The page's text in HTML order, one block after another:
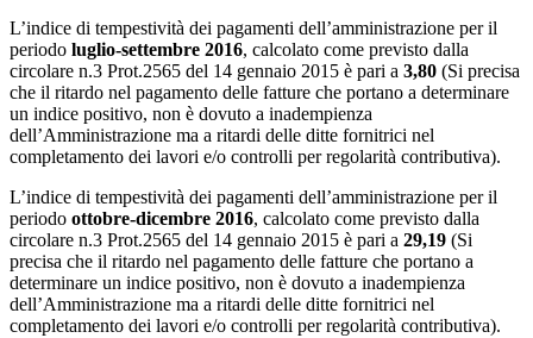
L’indice di tempestività dei pagamenti dell’amministrazione per il
periodo luglio-settembre 2016, calcolato come previsto dalla
circolare n.3 Prot.2565 del 14 gennaio 2015 è pari a 3,80 (Si precisa
che il ritardo nel pagamento delle fatture che portano a determinare
un indice positivo, non è dovuto a inadempienza
dell’Amministrazione ma a ritardi delle ditte fornitrici nel
completamento dei lavori e/o controlli per regolarità contributiva).
L’indice di tempestività dei pagamenti dell’amministrazione per il
periodo ottobre-dicembre 2016, calcolato come previsto dalla
circolare n.3 Prot.2565 del 14 gennaio 2015 è pari a 29,19 (Si
precisa che il ritardo nel pagamento delle fatture che portano a
determinare un indice positivo, non è dovuto a inadempienza
dell’Amministrazione ma a ritardi delle ditte fornitrici nel
completamento dei lavori e/o controlli per regolarità contributiva).